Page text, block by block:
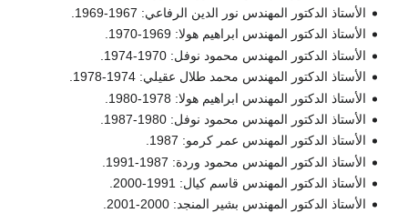
الأستاذ الدكتور المهندس نور الدين الرفاعي: 1967-1969.
الأستاذ الدكتور المهندس ابراهيم هولا: 1969-1970.
الأستاذ الدكتور المهندس محمود نوفل: 1970-1974.
الأستاذ الدكتور المهندس محمد طلال عقيلي: 1974-1978.
الأستاذ الدكتور المهندس ابراهيم هولا: 1978-1980.
الأستاذ الدكتور المهندس محمود نوفل: 1980-1987.
الأستاذ الدكتور المهندس عمر كرمو: 1987.
الأستاذ الدكتور المهندس محمود وردة: 1987-1991.
الأستاذ الدكتور المهندس قاسم كيال: 1991-2000.
الأستاذ الدكتور المهندس بشير المنجد: 2000-2001.